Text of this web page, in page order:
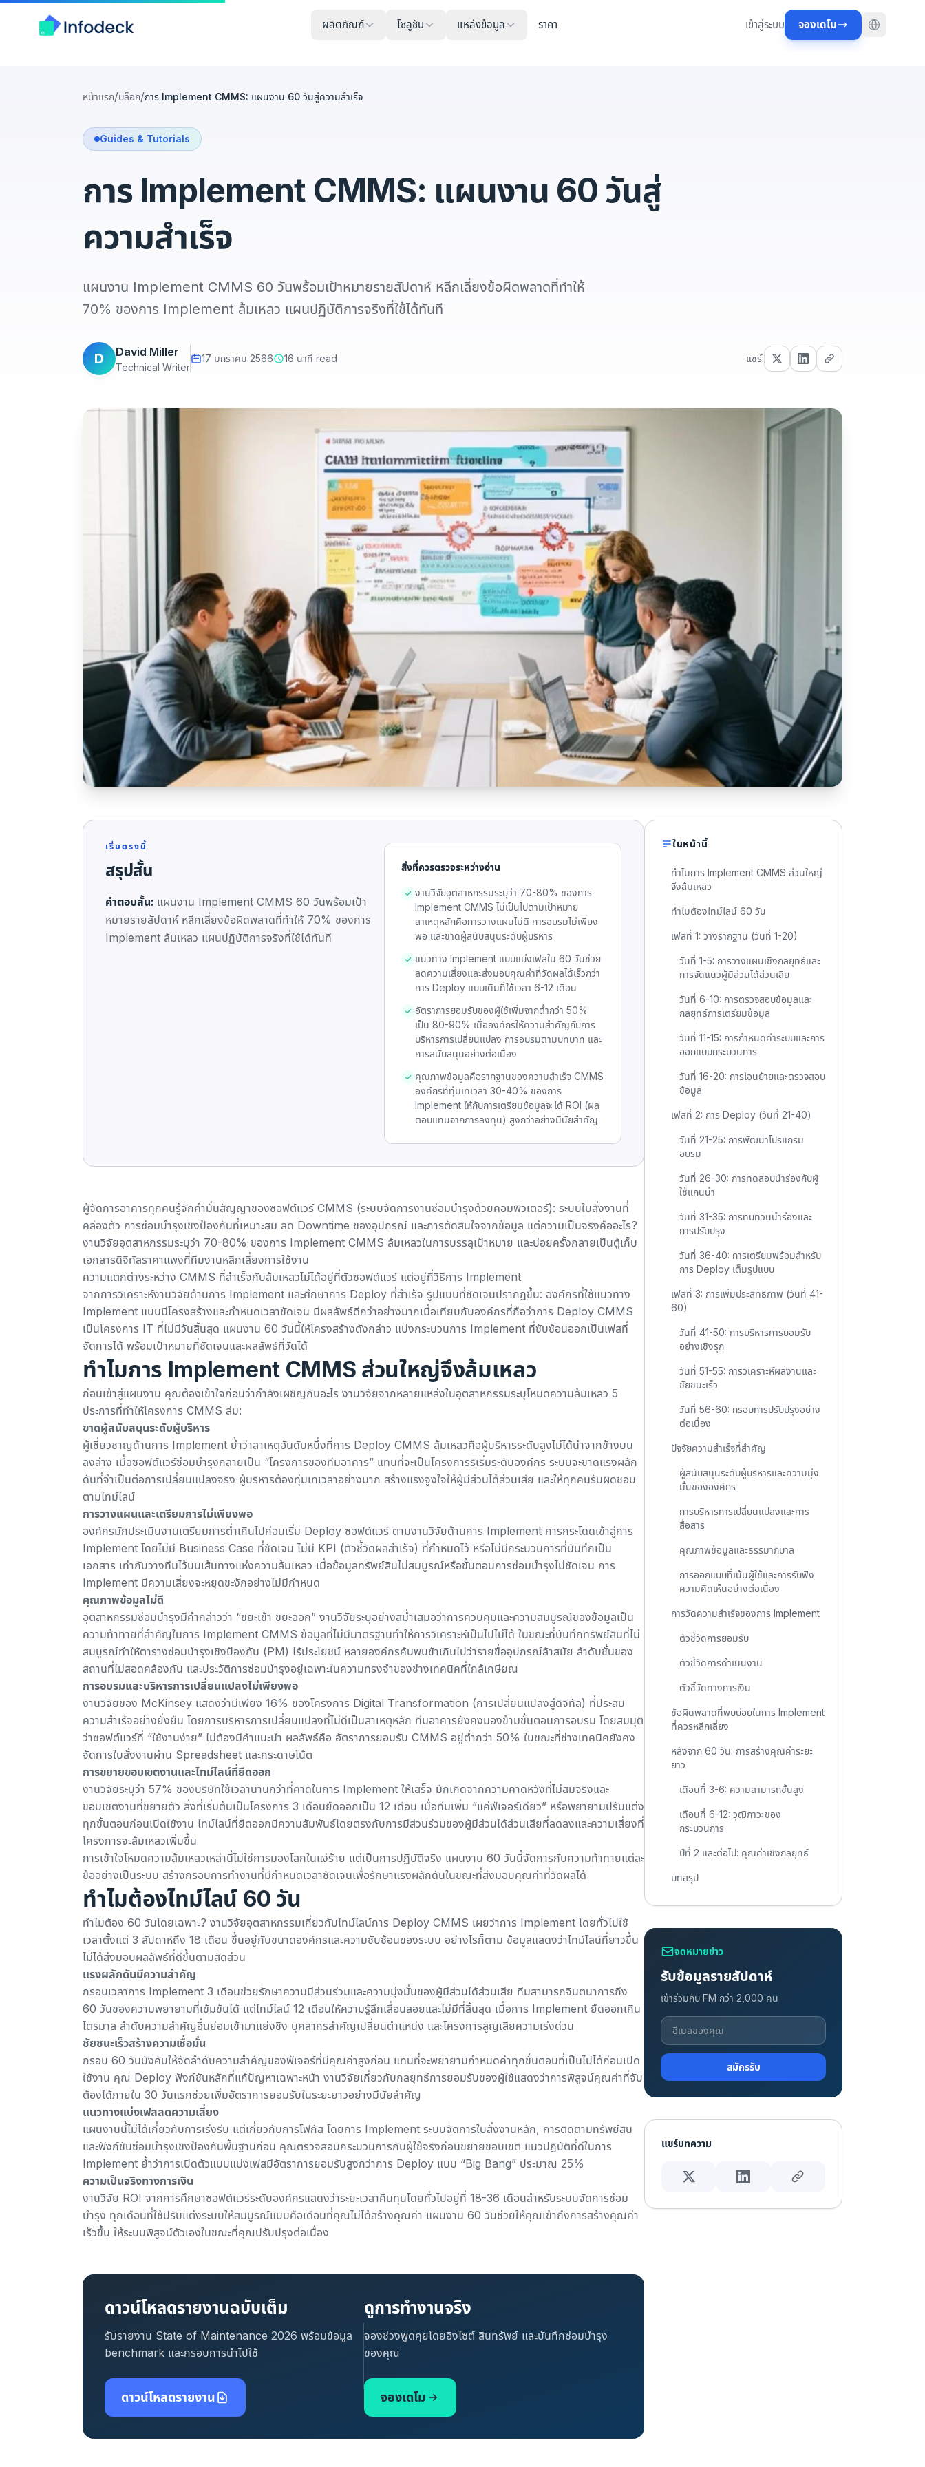
ผลิตภัณฑ์ โซลูชัน แหล่งข้อมูล ราคา เข้าสู่ระบบ จองเดโม
หน้าแรก/บล็อก/การ Implement CMMS: แผนงาน 60 วันสู่ความสำเร็จ
Guides & Tutorials
การ Implement CMMS: แผนงาน 60 วันสู่
ความสำเร็จ
แผนงาน Implement CMMS 60 วันพร้อมเป้าหมายรายสัปดาห์ หลีกเลี่ยงข้อผิดพลาดที่ทำให้
70% ของการ Implement ล้มเหลว แผนปฏิบัติการจริงที่ใช้ได้ทันที
D David Miller
Technical Writer
17 มกราคม 2566 16 นาที read แชร์:
เริ่มตรงนี้
สรุปสั้น
คำตอบสั้น: แผนงาน Implement CMMS 60 วันพร้อมเป้า
หมายรายสัปดาห์ หลีกเลี่ยงข้อผิดพลาดที่ทำให้ 70% ของการ
Implement ล้มเหลว แผนปฏิบัติการจริงที่ใช้ได้ทันที
สิ่งที่ควรตรวจระหว่างอ่าน
งานวิจัยอุตสาหกรรมระบุว่า 70-80% ของการ
Implement CMMS ไม่เป็นไปตามเป้าหมาย
สาเหตุหลักคือการวางแผนไม่ดี การอบรมไม่เพียง
พอ และขาดผู้สนับสนุนระดับผู้บริหาร
แนวทาง Implement แบบแบ่งเฟสใน 60 วันช่วย
ลดความเสี่ยงและส่งมอบคุณค่าที่วัดผลได้เร็วกว่า
การ Deploy แบบเดิมที่ใช้เวลา 6-12 เดือน
อัตราการยอมรับของผู้ใช้เพิ่มจากต่ำกว่า 50%
เป็น 80-90% เมื่อองค์กรให้ความสำคัญกับการ
บริหารการเปลี่ยนแปลง การอบรมตามบทบาท และ
การสนับสนุนอย่างต่อเนื่อง
คุณภาพข้อมูลคือรากฐานของความสำเร็จ CMMS
องค์กรที่ทุ่มเทเวลา 30-40% ของการ
Implement ให้กับการเตรียมข้อมูลจะได้ ROI (ผล
ตอบแทนจากการลงทุน) สูงกว่าอย่างมีนัยสำคัญ
ผู้จัดการอาคารทุกคนรู้จักคำมั่นสัญญาของซอฟต์แวร์ CMMS (ระบบจัดการงานซ่อมบำรุงด้วยคอมพิวเตอร์): ระบบใบสั่งงานที่
คล่องตัว การซ่อมบำรุงเชิงป้องกันที่เหมาะสม ลด Downtime ของอุปกรณ์ และการตัดสินใจจากข้อมูล แต่ความเป็นจริงคืออะไร?
งานวิจัยอุตสาหกรรมระบุว่า 70-80% ของการ Implement CMMS ล้มเหลวในการบรรลุเป้าหมาย และบ่อยครั้งกลายเป็นตู้เก็บ
เอกสารดิจิทัลราคาแพงที่ทีมงานหลีกเลี่ยงการใช้งาน
ความแตกต่างระหว่าง CMMS ที่สำเร็จกับล้มเหลวไม่ได้อยู่ที่ตัวซอฟต์แวร์ แต่อยู่ที่วิธีการ Implement
จากการวิเคราะห์งานวิจัยด้านการ Implement และศึกษาการ Deploy ที่สำเร็จ รูปแบบที่ชัดเจนปรากฏขึ้น: องค์กรที่ใช้แนวทาง
Implement แบบมีโครงสร้างและกำหนดเวลาชัดเจน มีผลลัพธ์ดีกว่าอย่างมากเมื่อเทียบกับองค์กรที่ถือว่าการ Deploy CMMS
เป็นโครงการ IT ที่ไม่มีวันสิ้นสุด แผนงาน 60 วันนี้ให้โครงสร้างดังกล่าว แบ่งกระบวนการ Implement ที่ซับซ้อนออกเป็นเฟสที่
จัดการได้ พร้อมเป้าหมายที่ชัดเจนและผลลัพธ์ที่วัดได้
ทำไมการ Implement CMMS ส่วนใหญ่จึงล้มเหลว
ก่อนเข้าสู่แผนงาน คุณต้องเข้าใจก่อนว่ากำลังเผชิญกับอะไร งานวิจัยจากหลายแหล่งในอุตสาหกรรมระบุโหมดความล้มเหลว 5
ประการที่ทำให้โครงการ CMMS ล่ม:
ขาดผู้สนับสนุนระดับผู้บริหาร
ผู้เชี่ยวชาญด้านการ Implement ย้ำว่าสาเหตุอันดับหนึ่งที่การ Deploy CMMS ล้มเหลวคือผู้บริหารระดับสูงไม่ได้นำจากข้างบน
ลงล่าง เมื่อซอฟต์แวร์ซ่อมบำรุงกลายเป็น “โครงการของทีมอาคาร” แทนที่จะเป็นโครงการริเริ่มระดับองค์กร ระบบจะขาดแรงผลัก
ดันที่จำเป็นต่อการเปลี่ยนแปลงจริง ผู้บริหารต้องทุ่มเทเวลาอย่างมาก สร้างแรงจูงใจให้ผู้มีส่วนได้ส่วนเสีย และให้ทุกคนรับผิดชอบ
ตามไทม์ไลน์
การวางแผนและเตรียมการไม่เพียงพอ
องค์กรมักประเมินงานเตรียมการต่ำเกินไปก่อนเริ่ม Deploy ซอฟต์แวร์ ตามงานวิจัยด้านการ Implement การกระโดดเข้าสู่การ
Implement โดยไม่มี Business Case ที่ชัดเจน ไม่มี KPI (ตัวชี้วัดผลสำเร็จ) ที่กำหนดไว้ หรือไม่มีกระบวนการที่บันทึกเป็น
เอกสาร เท่ากับวางทีมไว้บนเส้นทางแห่งความล้มเหลว เมื่อข้อมูลทรัพย์สินไม่สมบูรณ์หรือขั้นตอนการซ่อมบำรุงไม่ชัดเจน การ
Implement มีความเสี่ยงจะหยุดชะงักอย่างไม่มีกำหนด
คุณภาพข้อมูลไม่ดี
อุตสาหกรรมซ่อมบำรุงมีคำกล่าวว่า “ขยะเข้า ขยะออก” งานวิจัยระบุอย่างสม่ำเสมอว่าการควบคุมและความสมบูรณ์ของข้อมูลเป็น
ความท้าทายที่สำคัญในการ Implement CMMS ข้อมูลที่ไม่มีมาตรฐานทำให้การวิเคราะห์เป็นไปไม่ได้ ในขณะที่บันทึกทรัพย์สินที่ไม่
สมบูรณ์ทำให้ตารางซ่อมบำรุงเชิงป้องกัน (PM) ไร้ประโยชน์ หลายองค์กรค้นพบช้าเกินไปว่ารายชื่ออุปกรณ์ล้าสมัย ลำดับชั้นของ
สถานที่ไม่สอดคล้องกัน และประวัติการซ่อมบำรุงอยู่เฉพาะในความทรงจำของช่างเทคนิคที่ใกล้เกษียณ
การอบรมและบริหารการเปลี่ยนแปลงไม่เพียงพอ
งานวิจัยของ McKinsey แสดงว่ามีเพียง 16% ของโครงการ Digital Transformation (การเปลี่ยนแปลงสู่ดิจิทัล) ที่ประสบ
ความสำเร็จอย่างยั่งยืน โดยการบริหารการเปลี่ยนแปลงที่ไม่ดีเป็นสาเหตุหลัก ทีมอาคารยังคงมองข้ามขั้นตอนการอบรม โดยสมมุติ
ว่าซอฟต์แวร์ที่ “ใช้งานง่าย” ไม่ต้องมีคำแนะนำ ผลลัพธ์คือ อัตราการยอมรับ CMMS อยู่ต่ำกว่า 50% ในขณะที่ช่างเทคนิคยังคง
จัดการใบสั่งงานผ่าน Spreadsheet และกระดาษโน้ต
การขยายขอบเขตงานและไทม์ไลน์ที่ยืดออก
งานวิจัยระบุว่า 57% ของบริษัทใช้เวลานานกว่าที่คาดในการ Implement ให้เสร็จ มักเกิดจากความคาดหวังที่ไม่สมจริงและ
ขอบเขตงานที่ขยายตัว สิ่งที่เริ่มต้นเป็นโครงการ 3 เดือนยืดออกเป็น 12 เดือน เมื่อทีมเพิ่ม “แค่ฟีเจอร์เดียว” หรือพยายามปรับแต่ง
ทุกขั้นตอนก่อนเปิดใช้งาน ไทม์ไลน์ที่ยืดออกมีความสัมพันธ์โดยตรงกับการมีส่วนร่วมของผู้มีส่วนได้ส่วนเสียที่ลดลงและความเสี่ยงที่
โครงการจะล้มเหลวเพิ่มขึ้น
การเข้าใจโหมดความล้มเหลวเหล่านี้ไม่ใช่การมองโลกในแง่ร้าย แต่เป็นการปฏิบัติจริง แผนงาน 60 วันนี้จัดการกับความท้าทายแต่ละ
ข้ออย่างเป็นระบบ สร้างกรอบการทำงานที่มีกำหนดเวลาชัดเจนเพื่อรักษาแรงผลักดันในขณะที่ส่งมอบคุณค่าที่วัดผลได้
ทำไมต้องไทม์ไลน์ 60 วัน
ทำไมต้อง 60 วันโดยเฉพาะ? งานวิจัยอุตสาหกรรมเกี่ยวกับไทม์ไลน์การ Deploy CMMS เผยว่าการ Implement โดยทั่วไปใช้
เวลาตั้งแต่ 3 สัปดาห์ถึง 18 เดือน ขึ้นอยู่กับขนาดองค์กรและความซับซ้อนของระบบ อย่างไรก็ตาม ข้อมูลแสดงว่าไทม์ไลน์ที่ยาวขึ้น
ไม่ได้ส่งมอบผลลัพธ์ที่ดีขึ้นตามสัดส่วน
แรงผลักดันมีความสำคัญ
กรอบเวลาการ Implement 3 เดือนช่วยรักษาความมีส่วนร่วมและความมุ่งมั่นของผู้มีส่วนได้ส่วนเสีย ทีมสามารถจินตนาการถึง
60 วันของความพยายามที่เข้มข้นได้ แต่ไทม์ไลน์ 12 เดือนให้ความรู้สึกเลื่อนลอยและไม่มีที่สิ้นสุด เมื่อการ Implement ยืดออกเกิน
ไตรมาส ลำดับความสำคัญอื่นย่อมเข้ามาแย่งชิง บุคลากรสำคัญเปลี่ยนตำแหน่ง และโครงการสูญเสียความเร่งด่วน
ชัยชนะเร็วสร้างความเชื่อมั่น
กรอบ 60 วันบังคับให้จัดลำดับความสำคัญของฟีเจอร์ที่มีคุณค่าสูงก่อน แทนที่จะพยายามกำหนดค่าทุกขั้นตอนที่เป็นไปได้ก่อนเปิด
ใช้งาน คุณ Deploy ฟังก์ชันหลักที่แก้ปัญหาเฉพาะหน้า งานวิจัยเกี่ยวกับกลยุทธ์การยอมรับของผู้ใช้แสดงว่าการพิสูจน์คุณค่าที่จับ
ต้องได้ภายใน 30 วันแรกช่วยเพิ่มอัตราการยอมรับในระยะยาวอย่างมีนัยสำคัญ
แนวทางแบ่งเฟสลดความเสี่ยง
แผนงานนี้ไม่ได้เกี่ยวกับการเร่งรีบ แต่เกี่ยวกับการโฟกัส โดยการ Implement ระบบจัดการใบสั่งงานหลัก, การติดตามทรัพย์สิน
และฟังก์ชันซ่อมบำรุงเชิงป้องกันพื้นฐานก่อน คุณตรวจสอบกระบวนการกับผู้ใช้จริงก่อนขยายขอบเขต แนวปฏิบัติที่ดีในการ
Implement ย้ำว่าการเปิดตัวแบบแบ่งเฟสมีอัตราการยอมรับสูงกว่าการ Deploy แบบ “Big Bang” ประมาณ 25%
ความเป็นจริงทางการเงิน
งานวิจัย ROI จากการศึกษาซอฟต์แวร์ระดับองค์กรแสดงว่าระยะเวลาคืนทุนโดยทั่วไปอยู่ที่ 18-36 เดือนสำหรับระบบจัดการซ่อม
บำรุง ทุกเดือนที่ใช้ปรับแต่งระบบให้สมบูรณ์แบบคือเดือนที่คุณไม่ได้สร้างคุณค่า แผนงาน 60 วันช่วยให้คุณเข้าถึงการสร้างคุณค่า
เร็วขึ้น ให้ระบบพิสูจน์ตัวเองในขณะที่คุณปรับปรุงต่อเนื่อง
ดาวน์โหลดรายงานฉบับเต็ม
รับรายงาน State of Maintenance 2026 พร้อมข้อมูล
benchmark และกรอบการนำไปใช้
ดาวน์โหลดรายงาน
ดูการทำงานจริง
จองช่วงพูดคุยโดยอิงไซต์ สินทรัพย์ และบันทึกซ่อมบำรุง
ของคุณ
จองเดโม
ในหน้านี้
ทำไมการ Implement CMMS ส่วนใหญ่
จึงล้มเหลว
ทำไมต้องไทม์ไลน์ 60 วัน
เฟสที่ 1: วางรากฐาน (วันที่ 1-20)
วันที่ 1-5: การวางแผนเชิงกลยุทธ์และ
การจัดแนวผู้มีส่วนได้ส่วนเสีย
วันที่ 6-10: การตรวจสอบข้อมูลและ
กลยุทธ์การเตรียมข้อมูล
วันที่ 11-15: การกำหนดค่าระบบและการ
ออกแบบกระบวนการ
วันที่ 16-20: การโอนย้ายและตรวจสอบ
ข้อมูล
เฟสที่ 2: การ Deploy (วันที่ 21-40)
วันที่ 21-25: การพัฒนาโปรแกรม
อบรม
วันที่ 26-30: การทดสอบนำร่องกับผู้
ใช้แกนนำ
วันที่ 31-35: การทบทวนนำร่องและ
การปรับปรุง
วันที่ 36-40: การเตรียมพร้อมสำหรับ
การ Deploy เต็มรูปแบบ
เฟสที่ 3: การเพิ่มประสิทธิภาพ (วันที่ 41-
60)
วันที่ 41-50: การบริหารการยอมรับ
อย่างเชิงรุก
วันที่ 51-55: การวิเคราะห์ผลงานและ
ชัยชนะเร็ว
วันที่ 56-60: กรอบการปรับปรุงอย่าง
ต่อเนื่อง
ปัจจัยความสำเร็จที่สำคัญ
ผู้สนับสนุนระดับผู้บริหารและความมุ่ง
มั่นขององค์กร
การบริหารการเปลี่ยนแปลงและการ
สื่อสาร
คุณภาพข้อมูลและธรรมาภิบาล
การออกแบบที่เน้นผู้ใช้และการรับฟัง
ความคิดเห็นอย่างต่อเนื่อง
การวัดความสำเร็จของการ Implement
ตัวชี้วัดการยอมรับ
ตัวชี้วัดการดำเนินงาน
ตัวชี้วัดทางการเงิน
ข้อผิดพลาดที่พบบ่อยในการ Implement
ที่ควรหลีกเลี่ยง
หลังจาก 60 วัน: การสร้างคุณค่าระยะ
ยาว
เดือนที่ 3-6: ความสามารถขั้นสูง
เดือนที่ 6-12: วุฒิภาวะของ
กระบวนการ
ปีที่ 2 และต่อไป: คุณค่าเชิงกลยุทธ์
บทสรุป
จดหมายข่าว
รับข้อมูลรายสัปดาห์
เข้าร่วมกับ FM กว่า 2,000 คน
สมัครรับ
แชร์บทความ